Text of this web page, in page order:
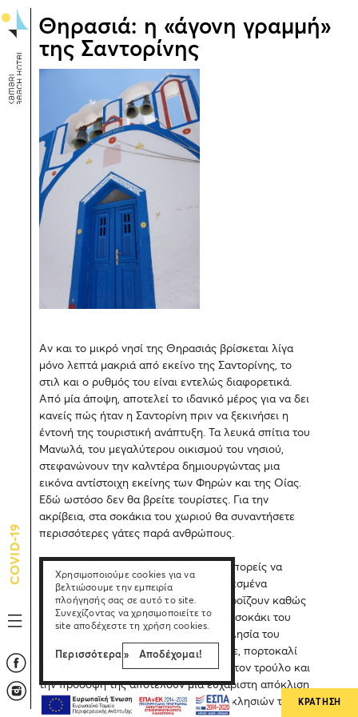
Αποδέχομαι!
Χρησιμοποιούμε cookies για να
βελτιώσουμε την εμπειρία
πλοήγησής σας σε αυτό το site.
Συνεχίζοντας να χρησιμοποιείτε το
site αποδέχεστε τη χρήση cookies.
Περισσότερα »
COVID-19
Θηρασιά: η «άγονη γραμμή»
της Σαντορίνης
Αν και το μικρό νησί της Θηρασιάς βρίσκεται λίγα
μόνο λεπτά μακριά από εκείνο της Σαντορίνης, το
στιλ και ο ρυθμός του είναι εντελώς διαφορετικά.
Από μία άποψη, αποτελεί το ιδανικό μέρος για να δει
κανείς πώς ήταν η Σαντορίνη πριν να ξεκινήσει η
έντονή της τουριστική ανάπτυξη. Τα λευκά σπίτια του
Μανωλά, του μεγαλύτερου οικισμού του νησιού,
στεφανώνουν την καλντέρα δημιουργώντας μια
εικόνα αντίστοιχη εκείνης των Φηρών και της Οίας.
Εδώ ωστόσο δεν θα βρείτε τουρίστες. Για την
ακρίβεια, στα σοκάκια του χωριού θα συναντήσετε
περισσότερες γάτες παρά ανθρώπους.
Η ατμόσφαιρα είναι τόσο ήσυχη που μπορείς να
ακούσεις τον ήχο του ανέμου και τα πεσμένα
λουλούδια από τις βουκαμβίλιες να θροΐζουν καθώς
στροβιλίζονται στα στενά. Το κεντρικό σοκάκι του
Μανωλά οδηγεί στην πολύχρωμη εκκλησία του
Αγίου Ιωάννη του Πρόδρομου. Οι μπλε, πορτοκαλί
και κίτρινες πινελιές που διακοσμούν τον τρούλο και
την πρόσοψή της αποτελούν μια ευχάριστη απόκλιση
από το τυπικό μπλε και λευκό των εκκλησιών των
ΚΡΑΤΗΣΗ